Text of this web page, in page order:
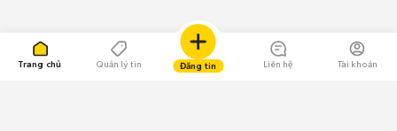
Trang chủ Quản lý tin Đăng tin Liên hệ Tài khoản